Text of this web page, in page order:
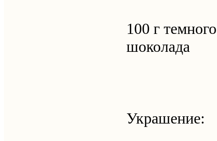
100 г темного
шоколада
Украшение: